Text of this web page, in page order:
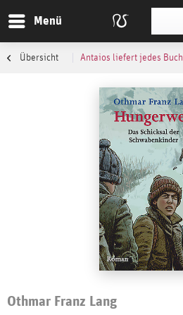
Menü
Übersicht Antaios liefert jedes Buch
Othmar Franz Lang